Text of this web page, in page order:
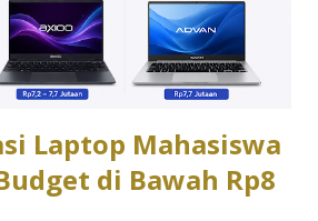
meningkatkan efisiensi sekaligus
AI Mengubah Cara Kerja, Bukan
Pekerjaan Salah satu sektor yang
Laptop Mahasiswa
di Bawah Rp8